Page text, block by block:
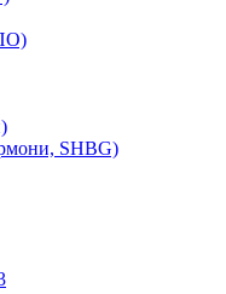
SHBG)